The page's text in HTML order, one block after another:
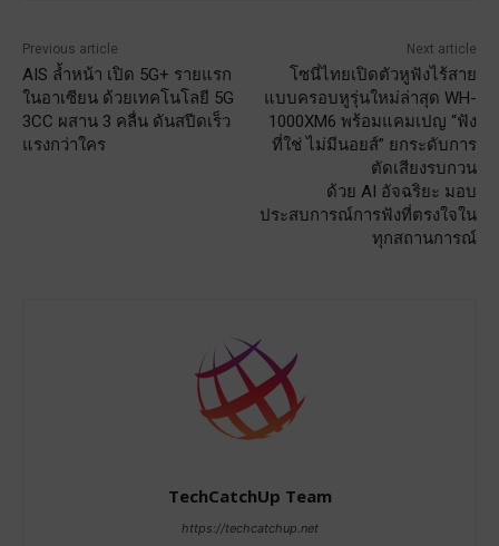
Previous article
AIS ล้ำหน้า เปิด 5G+ รายแรก
ในอาเซียน ด้วยเทคโนโลยี 5G
3CC ผสาน 3 คลื่น ดันสปีดเร็ว
แรงกว่าใคร
Next article
โซนี่ไทยเปิดตัวหูฟังไร้สาย
แบบครอบหูรุ่นใหม่ล่าสุด WH-
1000XM6 พร้อมแคมเปญ “ฟัง
ที่ใช่ ไม่มีนอยส์” ยกระดับการ
ตัดเสียงรบกวน
ด้วย AI อัจฉริยะ มอบ
ประสบการณ์การฟังที่ตรงใจใน
ทุกสถานการณ์
TechCatchUp Team
https://techcatchup.net